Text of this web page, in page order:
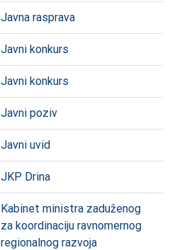
Javna rasprava
Javni konkurs
Javni konkurs
Javni poziv
Javni uvid
JKP Drina
Kabinet ministra zaduženog
za koordinaciju ravnomernog
regionalnog razvoja